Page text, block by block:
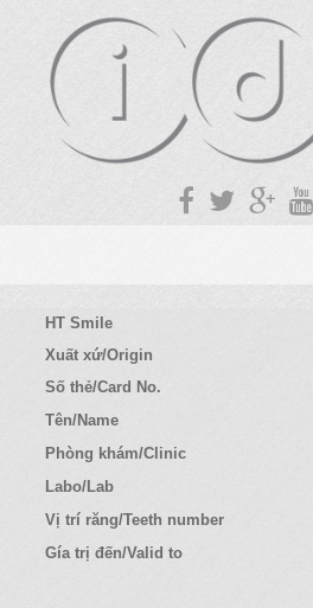
HT Smile
Xuất xứ/Origin
Số thẻ/Card No.
Tên/Name
Phòng khám/Clinic
Labo/Lab
Vị trí răng/Teeth number
Gía trị đến/Valid to